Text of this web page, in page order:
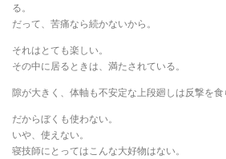
る。
だって、苦痛なら続かないから。
それはとても楽しい。
その中に居るときは、満たされている。
隙が大きく、体軸も不安定な上段廻しは反撃を食
だからぼくも使わない。
いや、使えない。
寝技師にとってはこんな大好物はない。